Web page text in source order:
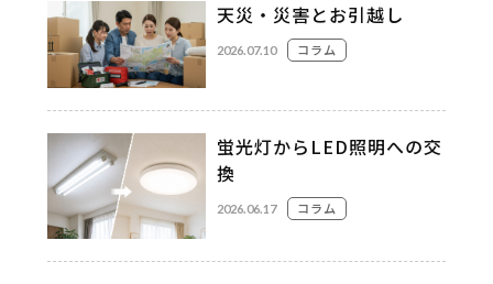
天災・災害とお引越し
2026.07.10 コラム
蛍光灯からLED照明への交
換
2026.06.17 コラム